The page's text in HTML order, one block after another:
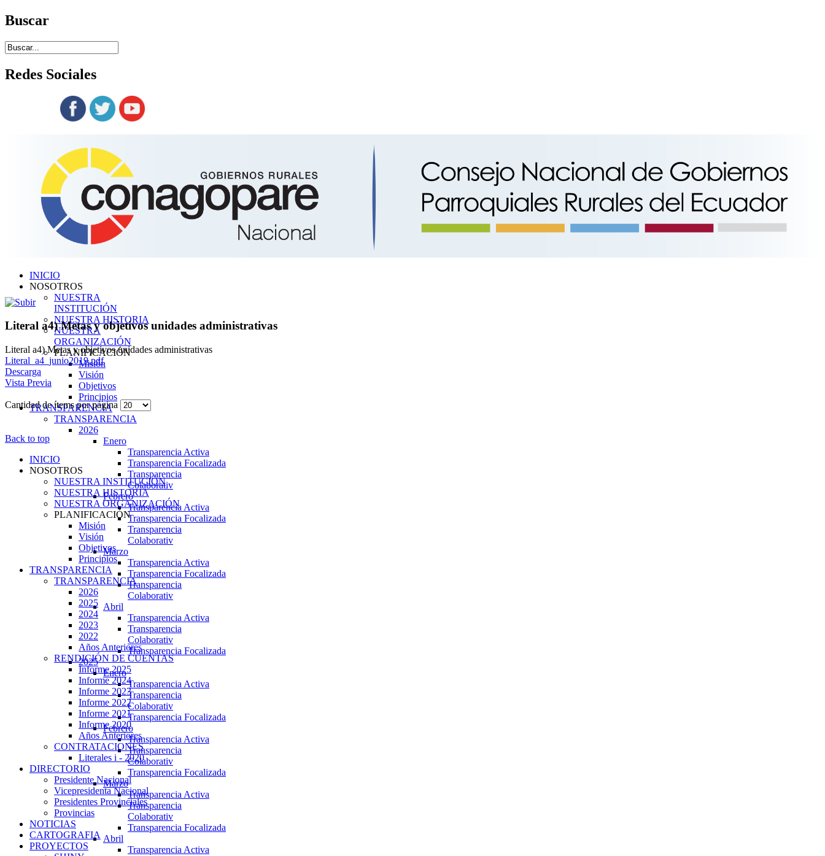
Buscar
Redes Sociales
INICIO
NOSOTROS
NUESTRA
INSTITUCIÓN
NUESTRA HISTORIA
NUESTRA
ORGANIZACIÓN
PLANIFICACIÓN
Misión
Visión
Objetivos
Principios
TRANSPARENCIA
TRANSPARENCIA
2026
Enero
Transparencia Activa
Transparencia Focalizada
Transparencia
Colaborativ
Febrero
Transparencia Activa
Transparencia Focalizada
Transparencia
Colaborativ
Marzo
Transparencia Activa
Transparencia Focalizada
Transparencia
Colaborativ
Abril
Transparencia Activa
Transparencia
Colaborativ
Transparencia Focalizada
2025
Enero
Transparencia Activa
Transparencia
Colaborativ
Transparencia Focalizada
Febrero
Transparencia Activa
Transparencia
Colaborativ
Transparencia Focalizada
Marzo
Transparencia Activa
Transparencia
Colaborativ
Transparencia Focalizada
Abril
Transparencia Activa
Literal a4) Metas y objetivos unidades administrativas
Literal a4) Metas y objetivos unidades administrativas
Literal_a4_junio2019.pdf
Descarga
Vista Previa
Cantidad de ítems por página
Back to top
INICIO
NOSOTROS
NUESTRA INSTITUCIÓN
NUESTRA HISTORIA
NUESTRA ORGANIZACIÓN
PLANIFICACIÓN
Misión
Visión
Objetivos
Principios
TRANSPARENCIA
TRANSPARENCIA
2026
2025
2024
2023
2022
Años Anteriores
RENDICIÓN DE CUENTAS
Informe 2025
Informe 2024
Informe 2023
Informe 2022
Informe 2021
Informe 2020
Años Anteriores
CONTRATACIONES
Literales i - 2020
DIRECTORIO
Presidente Nacional
Vicepresidenta Nacional
Presidentes Provinciales
Provincias
NOTICIAS
CARTOGRAFIA
PROYECTOS